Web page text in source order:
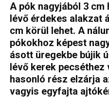
A pók nagyjából 3 cm
lévő érdekes alakzat
cm körül lehet. A
pókokhoz képest
ásott üregekbe bújik
lévő kerek pecséthez
hasonló rész elzárja
vagyis egyfajta